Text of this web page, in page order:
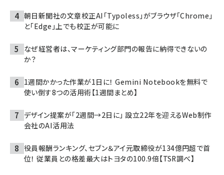
朝日新聞社の文章校正AI「Typoless」がブラウザ「Chrome」
と「Edge」上でも校正が可能に
なぜ経営者は、マーケティング部門の報告に納得できないの
か？
1週間かかった作業が1日に！ Gemini Notebookを無料で
使い倒す8つの活用術【1週間まとめ】
デザイン提案が「2週間→2日に」 設立22年を迎えるWeb制作
会社のAI活用法
役員報酬ランキング、セブン＆アイ元取締役が134億円超で首
位！ 従業員との格差最大はトヨタの100.9倍【TSR調べ】